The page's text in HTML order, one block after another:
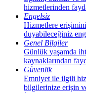
hizmetlerinden
Engelsiz
Hizmetlere
duyabileceğiniz
Genel Bilgiler
Günlük yaşamda
kaynaklarından
Güvenlik
Emniyet ile ilgili
bilgilerinize erişin